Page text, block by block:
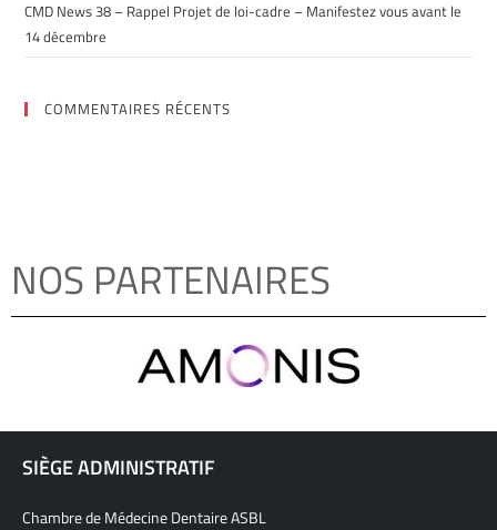
CMD News 38 – Rappel Projet de loi-cadre – Manifestez vous avant le
14 décembre
COMMENTAIRES RÉCENTS
NOS PARTENAIRES
SIÈGE ADMINISTRATIF
Chambre de Médecine Dentaire ASBL